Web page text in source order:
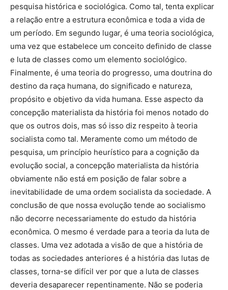
pesquisa histórica e sociológica. Como tal, tenta explicar
a relação entre a estrutura econômica e toda a vida de
um período. Em segundo lugar, é uma teoria sociológica,
uma vez que estabelece um conceito definido de classe
e luta de classes como um elemento sociológico.
Finalmente, é uma teoria do progresso, uma doutrina do
destino da raça humana, do significado e natureza,
propósito e objetivo da vida humana. Esse aspecto da
concepção materialista da história foi menos notado do
que os outros dois, mas só isso diz respeito à teoria
socialista como tal. Meramente como um método de
pesquisa, um princípio heurístico para a cognição da
evolução social, a concepção materialista da história
obviamente não está em posição de falar sobre a
inevitabilidade de uma ordem socialista da sociedade. A
conclusão de que nossa evolução tende ao socialismo
não decorre necessariamente do estudo da história
econômica. O mesmo é verdade para a teoria da luta de
classes. Uma vez adotada a visão de que a história de
todas as sociedades anteriores é a história das lutas de
classes, torna-se difícil ver por que a luta de classes
deveria desaparecer repentinamente. Não se poderia